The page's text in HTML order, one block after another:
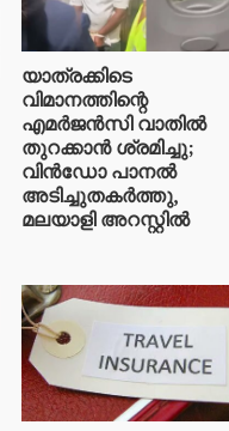
യാത്രക്കിടെ
വിമാനത്തിന്റെ
എമർജൻസി വാതിൽ
തുറക്കാൻ ശ്രമിച്ചു;
വിൻഡോ പാനൽ
അടിച്ചുതകർത്തു,
മലയാളി അറസ്റ്റിൽ